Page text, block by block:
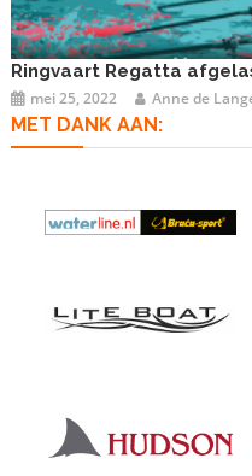
Ringvaart Regatta
mei 25, 2022 Anne de
MET DANK AAN: